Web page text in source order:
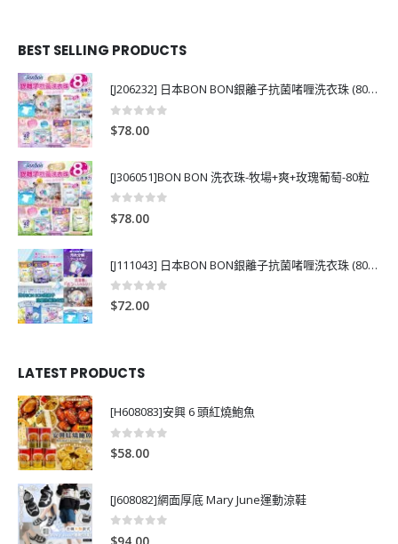
BEST SELLING PRODUCTS
[J206232] 日本BON BON銀離子抗菌啫喱洗衣珠 (80粒)
0
$78.00
[J306051]BON BON 洗衣珠-牧場+爽+玫瑰葡萄-80粒
0
$78.00
[J111043] 日本BON BON銀離子抗菌啫喱洗衣珠 (80粒)
0out of 5
$72.00
LATEST PRODUCTS
[H608083]安興 6 頭紅燒鮑魚
0
$58.00
[J608082]網面厚底 Mary June運動涼鞋
0